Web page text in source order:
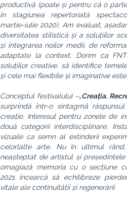
productivă (poate și pentru că o
în stagiunea repertoriată
martie-iulie 2020). Am evaluat,
diversitatea stilistică și a soluțiilor
și integrarea noilor medii, de
adaptate la context. Dorim ca
soluțiilor creative, să identifice
și cele mai flexibile și imaginative
Conceptul festivalului –„Creația.
surprindă într-o sintagmă
creație. Interesul pentru zonele de
două categorii interdisciplinare,
vizuale ca semn al extinderii
celorlalte arte. Nu în ultimul
neașteptat de artistul și președintele
omagiază memoria cu o secțiune
2021 încearcă să echilibreze
vitale ale continuității și regenerării.